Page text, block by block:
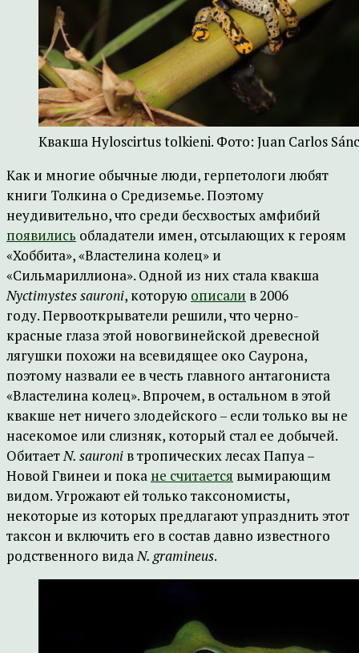
Квакша Hyloscirtus tolkieni. Фото: Juan Carlos
Как и многие обычные люди, герпетологи любят
книги Толкина о Средиземье. Поэтому
неудивительно, что среди бесхвостых амфибий
появились обладатели имен, отсылающих к героям
«Хоббита», «Властелина колец» и
«Сильмариллиона». Одной из них стала квакша
Nyctimystes sauroni, которую описали в 2006
году. Первооткрыватели решили, что черно-
красные глаза этой новогвинейской древесной
лягушки похожи на всевидящее око Саурона,
поэтому назвали ее в честь главного антагониста
«Властелина колец». Впрочем, в остальном в этой
квакше нет ничего злодейского – если только вы не
насекомое или слизняк, который стал ее добычей.
ОбитаетN. sauroni в тропических лесах Папуа –
Новой Гвинеи и пока не считается вымирающим
видом. Угрожают ей только таксономисты,
некоторые из которых предлагают упразднить этот
таксон и включить его в состав давно известного
родственного видаN. gramineus.